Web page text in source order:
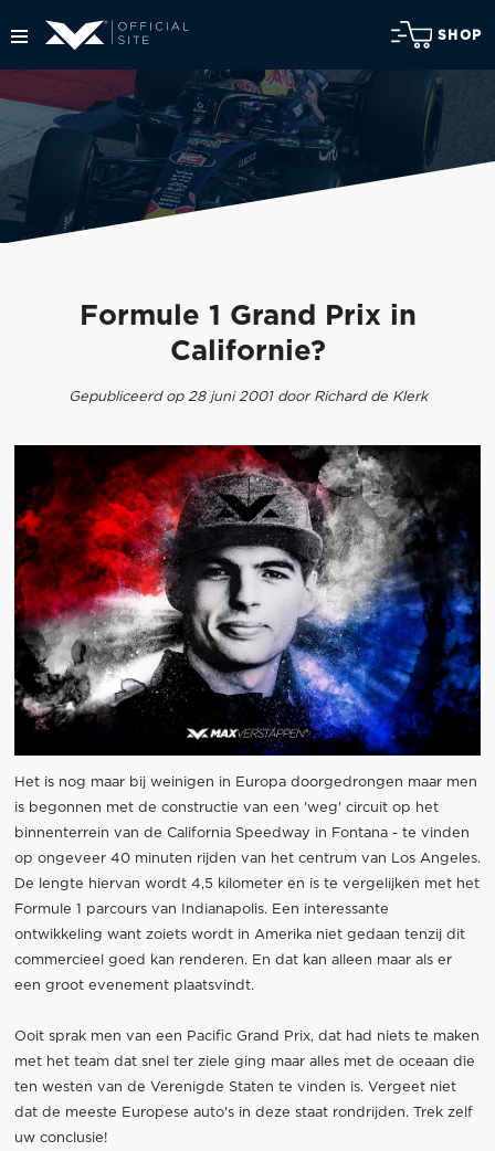
SHOP
Formule 1 Grand Prix in
Californie?
Gepubliceerd op 28 juni 2001 door Richard de Klerk
Het is nog maar bij weinigen in Europa doorgedrongen maar men
is begonnen met de constructie van een 'weg' circuit op het
binnenterrein van de California Speedway in Fontana - te vinden
op ongeveer 40 minuten rijden van het centrum van Los Angeles.
De lengte hiervan wordt 4,5 kilometer en is te vergelijken met het
Formule 1 parcours van Indianapolis. Een interessante
ontwikkeling want zoiets wordt in Amerika niet gedaan tenzij dit
commercieel goed kan renderen. En dat kan alleen maar als er
een groot evenement plaatsvindt.
Ooit sprak men van een Pacific Grand Prix, dat had niets te maken
met het team dat snel ter ziele ging maar alles met de oceaan die
ten westen van de Verenigde Staten te vinden is. Vergeet niet
dat de meeste Europese auto's in deze staat rondrijden. Trek zelf
uw conclusie!